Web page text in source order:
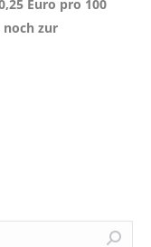
Euro pro 100
noch zur